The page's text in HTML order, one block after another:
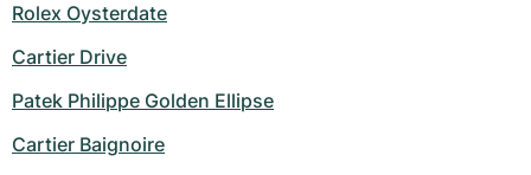
Rolex Oysterdate
Cartier Drive
Patek Philippe Golden Ellipse
Cartier Baignoire